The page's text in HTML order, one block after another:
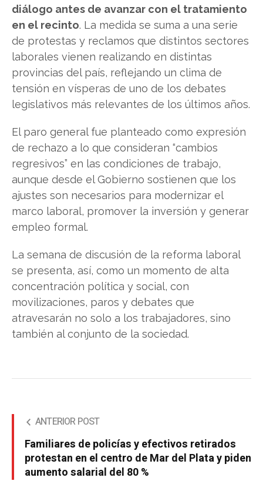
diálogo antes de avanzar con el tratamiento
en el recinto. La medida se suma a una serie
de protestas y reclamos que distintos sectores
laborales vienen realizando en distintas
provincias del país, reflejando un clima de
tensión en vísperas de uno de los debates
legislativos más relevantes de los últimos años.
El paro general fue planteado como expresión
de rechazo a lo que consideran “cambios
regresivos” en las condiciones de trabajo,
aunque desde el Gobierno sostienen que los
ajustes son necesarios para modernizar el
marco laboral, promover la inversión y generar
empleo formal.
La semana de discusión de la reforma laboral
se presenta, así, como un momento de alta
concentración política y social, con
movilizaciones, paros y debates que
atravesarán no solo a los trabajadores, sino
también al conjunto de la sociedad.
ANTERIOR POST
Familiares de policías y efectivos retirados
protestan en el centro de Mar del Plata y piden
aumento salarial del 80 %